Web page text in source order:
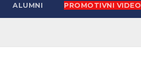
ALUMNI PROMOTIVNI VIDEO